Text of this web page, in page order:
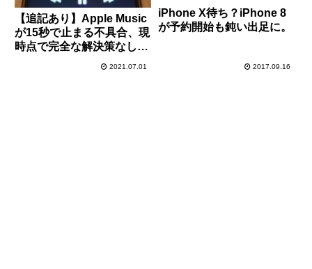
【追記あり】Apple Music
が15秒で止まる不具合、現
時点で完全な解決策なし。
2021.07.01
iPhone X待ち？iPhone 8
が予約開始も鈍い出足に。
2017.09.16